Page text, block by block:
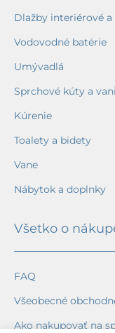
Dlažby interiérové
Vodovodné batérie
Umývadlá
Sprchové kúty a
Kúrenie
Toalety a bidety
Vane
Nábytok a doplnky
Všetko o
FAQ
Všeobecné
Ako nakupovať na